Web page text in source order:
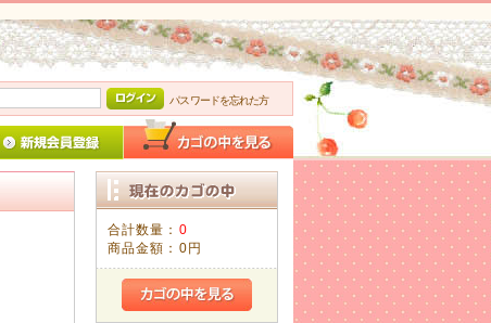
パスワードを忘れた方
合計数量： 0
商品金額： 0円